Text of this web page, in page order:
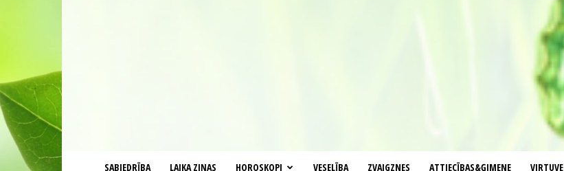
SABIEDRĪBA LAIKA ZIŅAS HOROSKOPI VESELĪBA ZVAIGZNES ATTIECĪBAS&ĢIMENE VIRTUVE